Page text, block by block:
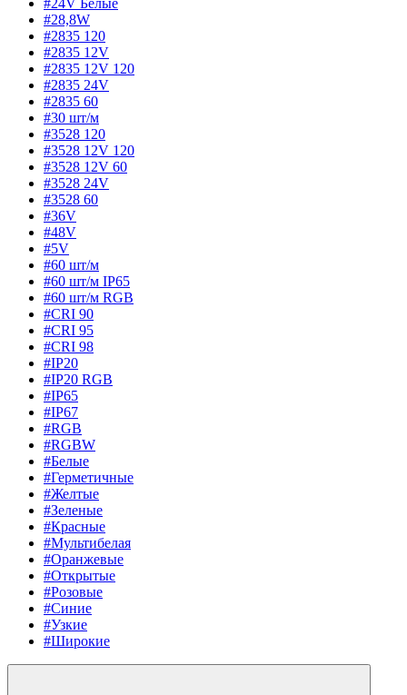
#24V Белые
#28,8W
#2835 120
#2835 12V
#2835 12V 120
#2835 24V
#2835 60
#30 шт/м
#3528 120
#3528 12V 120
#3528 12V 60
#3528 24V
#3528 60
#36V
#48V
#5V
#60 шт/м
#60 шт/м IP65
#60 шт/м RGB
#CRI 90
#CRI 95
#CRI 98
#IP20
#IP20 RGB
#IP65
#IP67
#RGB
#RGBW
#Белые
#Герметичные
#Желтые
#Зеленые
#Красные
#Мультибелая
#Оранжевые
#Открытые
#Розовые
#Синие
#Узкие
#Широкие